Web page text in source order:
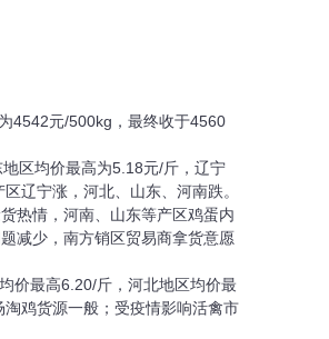
4542元/500kg，最终收于4560
区均价最高为5.18元/斤，辽宁
辽宁涨，河北、山东、河南跌。
热情，河南、山东等产区鸡蛋内
减少，南方销区贸易商拿货意愿
价最高6.20/斤，河北地区均价最
鸡货源一般；受疫情影响活禽市